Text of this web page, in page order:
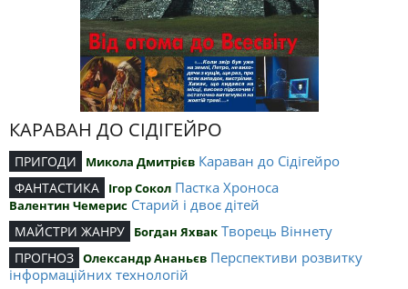
КАРАВАН ДО СІДІГЕЙРО
ПРИГОДИ Микола Дмитрієв Караван до Сідігейро
ФАНТАСТИКА Ігор Сокол Пастка Хроноса
Валентин Чемерис Старий і двоє дітей
МАЙСТРИ ЖАНРУ Богдан Яхвак Творець Віннету
ПРОГНОЗ Олександр Ананьєв Перспективи розвитку
інформаційних технологій